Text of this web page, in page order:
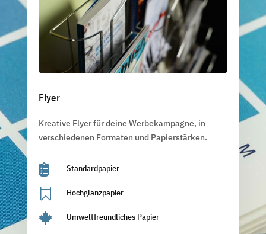
Flyer
Kreative Flyer für deine Werbekampagne, in
verschiedenen Formaten und Papierstärken.
 Standardpapier
 Hochglanzpapier
 Umweltfreundliches Papier